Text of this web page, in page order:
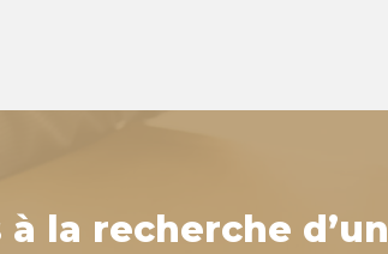
la recherche d’un